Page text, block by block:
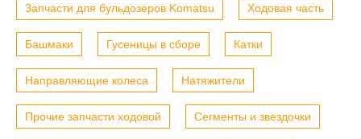
Запчасти для бульдозеров Komatsu Ходовая часть
Башмаки Гусеницы в сборе Катки
Направляющие колеса Натяжители
Прочие запчасти ходовой Сегменты и звездочки